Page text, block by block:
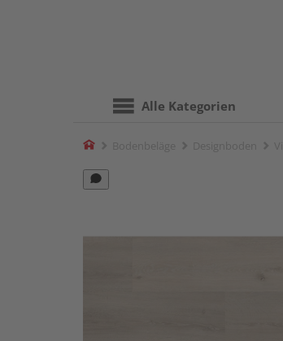
Alle Kategorien
Home